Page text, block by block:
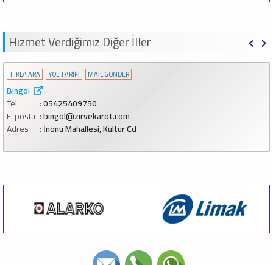
Hizmet Verdiğimiz Diğer İller
TIKLA ARA YOL TARİFİ MAİL GÖNDER
Bingöl
Tel
05425409750
E-posta bingol@zirvekarot.com
Adres
İnönü Mahallesi, Kültür Cd
‹ ›